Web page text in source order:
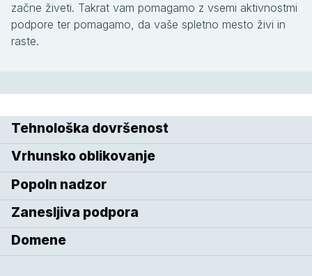
začne živeti. Takrat vam pomagamo z vsemi aktivnostmi
podpore ter pomagamo, da vaše spletno mesto živi in
raste.
Tehnološka dovršenost
Vrhunsko oblikovanje
Popoln nadzor
Zanesljiva podpora
Domene